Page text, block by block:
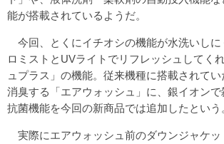
能が搭載されているようだ。
今回、とくにイチオシの機能が水洗いしに
ロミストとUVライトでリフレッシュしてく
ュプラス」の機能。従来機種に搭載されてい
消臭する「エアウォッシュ」に、銀イオン
抗菌機能を今回の新商品では追加したという
実際にエアウォッシュ前のダウンジャケッ